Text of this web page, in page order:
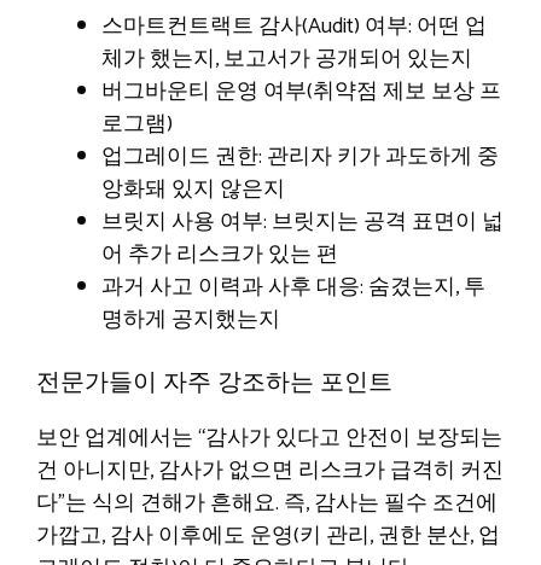
스마트컨트랙트 감사(Audit) 여부: 어떤 업
체가 했는지, 보고서가 공개되어 있는지
버그바운티 운영 여부(취약점 제보 보상 프
로그램)
업그레이드 권한: 관리자 키가 과도하게 중
앙화돼 있지 않은지
브릿지 사용 여부: 브릿지는 공격 표면이 넓
어 추가 리스크가 있는 편
과거 사고 이력과 사후 대응: 숨겼는지, 투
명하게 공지했는지
전문가들이 자주 강조하는 포인트
보안 업계에서는 “감사가 있다고 안전이 보장되는
건 아니지만, 감사가 없으면 리스크가 급격히 커진
다”는 식의 견해가 흔해요. 즉, 감사는 필수 조건에
가깝고, 감사 이후에도 운영(키 관리, 권한 분산, 업